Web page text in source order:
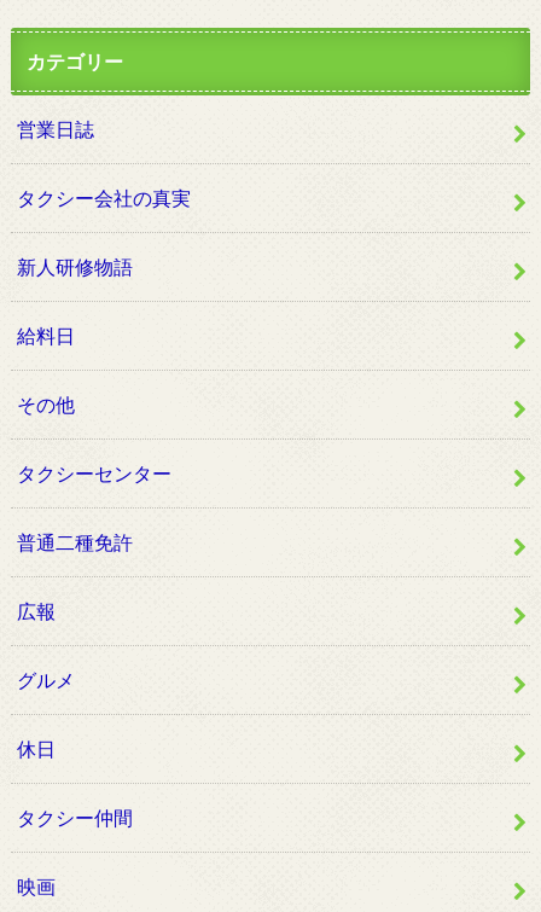
カテゴリー
営業日誌
タクシー会社の真実
新人研修物語
給料日
その他
タクシーセンター
普通二種免許
広報
グルメ
休日
タクシー仲間
映画